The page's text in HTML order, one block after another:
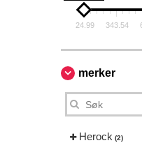
24.99 343.54
merker
Herock (2)